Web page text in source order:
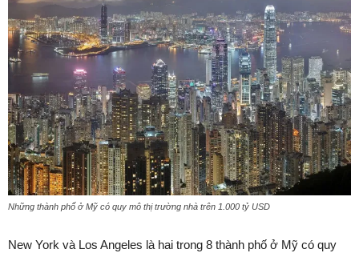
Những thành phố ở Mỹ có quy mô thị trường nhà trên 1.000 tỷ USD
New York và Los Angeles là hai trong 8 thành phố ở Mỹ có quy